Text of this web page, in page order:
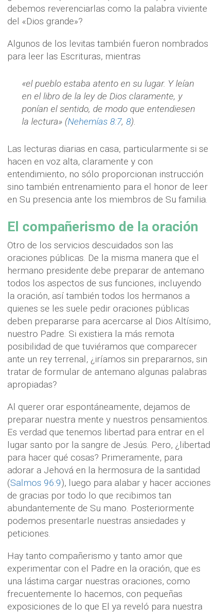
debemos reverenciarlas como la palabra viviente
del «Dios grande»?
Algunos de los levitas también fueron nombrados
para leer las Escrituras, mientras
«el pueblo estaba atento en su lugar. Y leían
en el libro de la ley de Dios claramente, y
ponían el sentido, de modo que entendiesen
la lectura» (Nehemías 8:7, 8).
Las lecturas diarias en casa, particularmente si se
hacen en voz alta, claramente y con
entendimiento, no sólo proporcionan instrucción
sino también entrenamiento para el honor de leer
en Su presencia ante los miembros de Su familia.
El compañerismo de la oración
Otro de los servicios descuidados son las
oraciones públicas. De la misma manera que el
hermano presidente debe preparar de antemano
todos los aspectos de sus funciones, incluyendo
la oración, así también todos los hermanos a
quienes se les suele pedir oraciones públicas
deben prepararse para acercarse al Dios Altísimo,
nuestro Padre. Si existiera la más remota
posibilidad de que tuviéramos que comparecer
ante un rey terrenal, ¿iríamos sin prepararnos, sin
tratar de formular de antemano algunas palabras
apropiadas?
Al querer orar espontáneamente, dejamos de
preparar nuestra mente y nuestros pensamientos.
Es verdad que tenemos libertad para entrar en el
lugar santo por la sangre de Jesús. Pero, ¿libertad
para hacer qué cosas? Primeramente, para
adorar a Jehová en la hermosura de la santidad
(Salmos 96:9), luego para alabar y hacer acciones
de gracias por todo lo que recibimos tan
abundantemente de Su mano. Posteriormente
podemos presentarle nuestras ansiedades y
peticiones.
Hay tanto compañerismo y tanto amor que
experimentar con el Padre en la oración, que es
una lástima cargar nuestras oraciones, como
frecuentemente lo hacemos, con pequeñas
exposiciones de lo que El ya reveló para nuestra